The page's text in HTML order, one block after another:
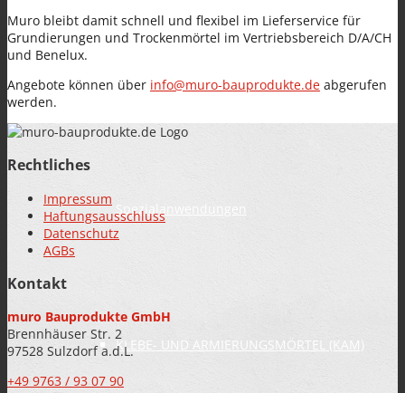
Spezialanwendungen
KLEBE- UND ARMIERUNGSMÖRTEL (KAM)
Muro bleibt damit schnell und flexibel im Lieferservice für
Grundierungen und Trockenmörtel im Vertriebsbereich D/A/CH
und Benelux.
Angebote können über info@muro-bauprodukte.de abgerufen
werden.
Rechtliches
Impressum
Haftungsausschluss
Datenschutz
AGBs
Kontakt
muro Bauprodukte GmbH
Brennhäuser Str. 2
97528 Sulzdorf a.d.L.
+49 9763 / 93 07 90